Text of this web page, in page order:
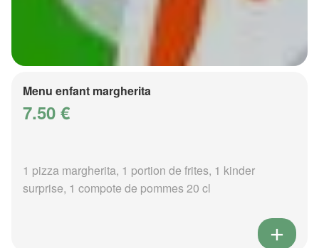
Menu enfant margherita
7.50 €
1 pizza margherita, 1 portion de frites, 1 kinder
surprise, 1 compote de pommes 20 cl